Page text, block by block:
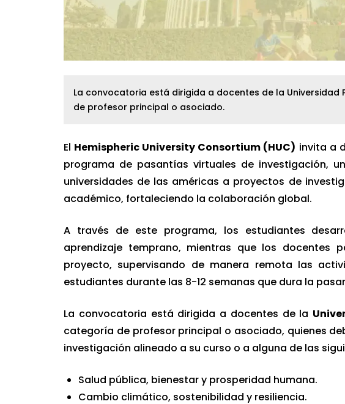
La convocatoria está dirigida a docentes de la
de profesor principal o asociado.
El Hemispheric University Consortium (HUC) invita a
programa de pasantías virtuales de investigación,
universidades de las américas a proyectos de
académico, fortaleciendo la colaboración global.
A través de este programa, los estudiantes
aprendizaje temprano, mientras que los docentes
proyecto, supervisando de manera remota las
estudiantes durante las 8-12 semanas que dura la
La convocatoria está dirigida a docentes de la
categoría de profesor principal o asociado, quienes
investigación alineado a su curso o a alguna de las
Salud pública, bienestar y prosperidad humana.
Cambio climático, sostenibilidad y resiliencia.